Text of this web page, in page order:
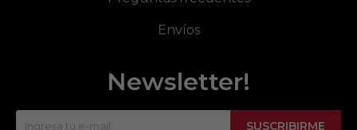
Envíos
Newsletter!
SUSCRIBIRME